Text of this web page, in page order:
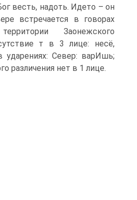
весть, надоть. Идето – он
встречается в говорах
Заонежского
т в 3 лице: несё,
ударениях: Север: варИшь;
различения нет в 1 лице.